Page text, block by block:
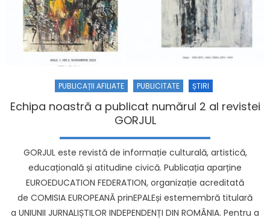
PUBLICAȚII AFILIATE PUBLICITATE ȘTIRI
Echipa noastră a publicat numărul 2 al revistei
GORJUL
GORJUL este revistă de informație culturală, artistică,
educațională și atitudine civică. Publicația aparține
EUROEDUCATION FEDERATION, organizație acreditată
de COMISIA EUROPEANĂ prinEPALEși estemembră titulară
a UNIUNII JURNALIȘTILOR INDEPENDENȚI DIN ROMÂNIA. Pentru a